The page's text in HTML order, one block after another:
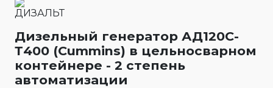
Дизельный генератор АД120С-
Т400 (Cummins) в цельносварном
контейнере - 2 степень
автоматизации